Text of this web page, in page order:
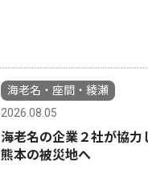
海老名・座間・綾瀬
2026.08.05
海老名の企業２社が協力
熊本の被災地へ